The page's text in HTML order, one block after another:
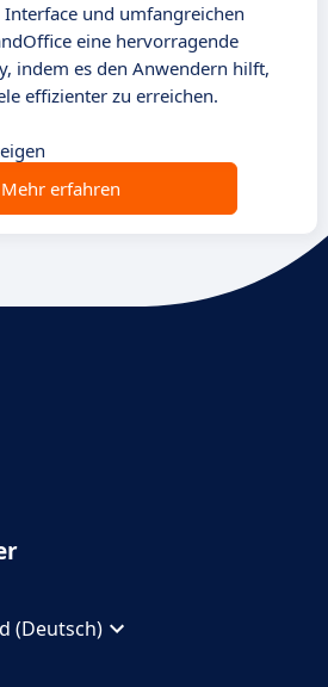
und umfangreichen
eine hervorragende
indem es den Anwendern hilft,
effizienter zu erreichen.
Mehr erfahren
(Deutsch)